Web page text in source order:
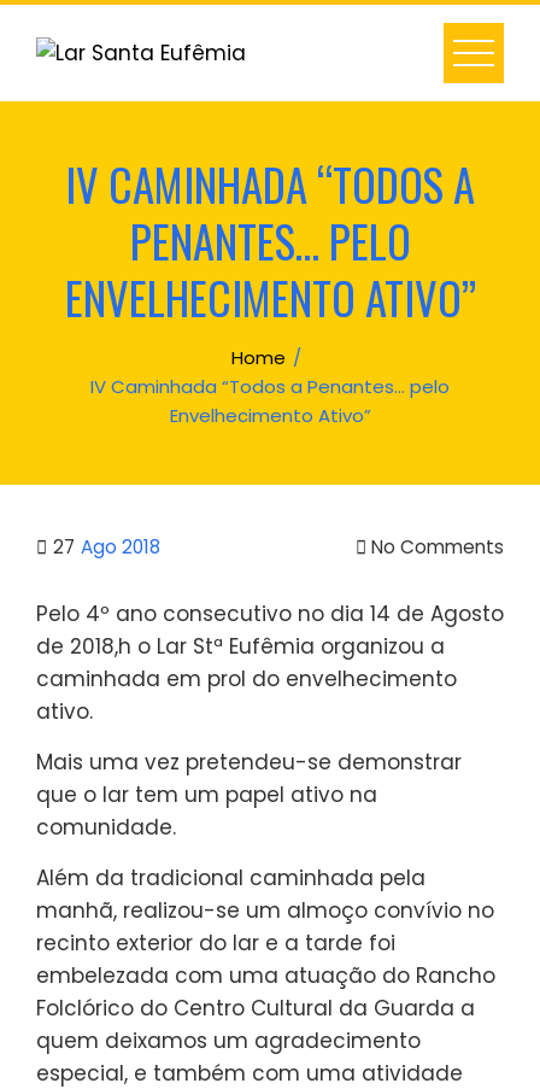
Skip
IV CAMINHADA “TODOS A
PENANTES… PELO
ENVELHECIMENTO ATIVO”
Home
IV Caminhada “Todos a Penantes… pelo
Envelhecimento Ativo”
27 Ago 2018 No Comments
Pelo 4º ano consecutivo no dia 14 de Agosto
de 2018,h o Lar Stª Eufêmia organizou a
caminhada em prol do envelhecimento
ativo.
Mais uma vez pretendeu-se demonstrar
que o lar tem um papel ativo na
comunidade.
Além da tradicional caminhada pela
manhã, realizou-se um almoço convívio no
recinto exterior do lar e a tarde foi
embelezada com uma atuação do Rancho
Folclórico do Centro Cultural da Guarda a
quem deixamos um agradecimento
especial, e também com uma atividade